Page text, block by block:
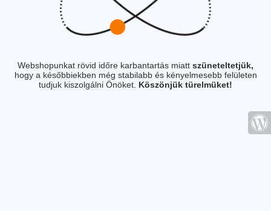
Webshopunkat rövid időre karbantartás miatt szüneteltetjük,
hogy a későbbiekben még stabilabb és kényelmesebb felületen
tudjuk kiszolgálni Önöket. Köszönjük türelmüket!